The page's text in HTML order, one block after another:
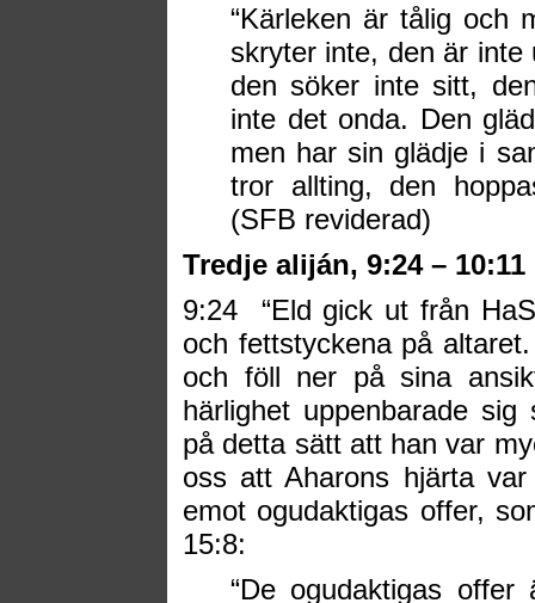
“Kärleken är tålig och
skryter inte, den är inte
den söker inte sitt,
inte det onda. Den
men har sin glädje i
tror allting, den
(SFB reviderad)
Tredje aliján, 9:24 – 10:11
9:24
“Eld gick ut från
och fettstyckena på
och föll ner på sina
härlighet uppenbarade
på detta sätt att han var
oss att Aharons hjärta
emot ogudaktigas offer,
15:8:
“De ogudaktigas offer